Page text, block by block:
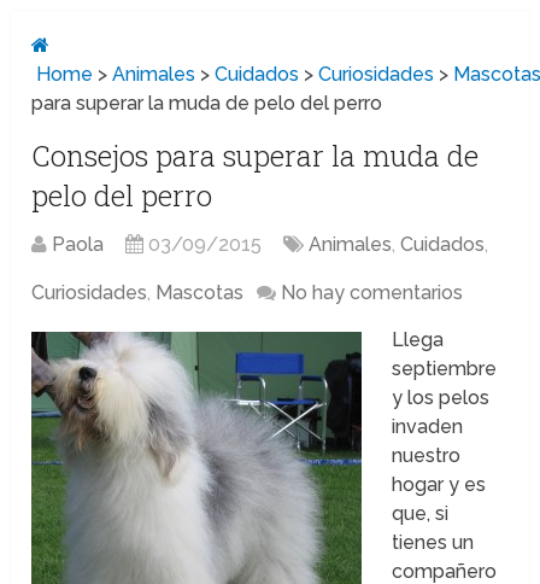
Home >Animales >Cuidados >Curiosidades >
para superar la muda de pelo del perro
Consejos para superar la muda de
pelo del perro
Paola 03/09/2015 Animales,Cuidados,
Curiosidades, Mascotas No hay comentarios
Llega
septiembre
y los pelos
invaden
nuestro
hogar y es
que, si
tienes un
compañero